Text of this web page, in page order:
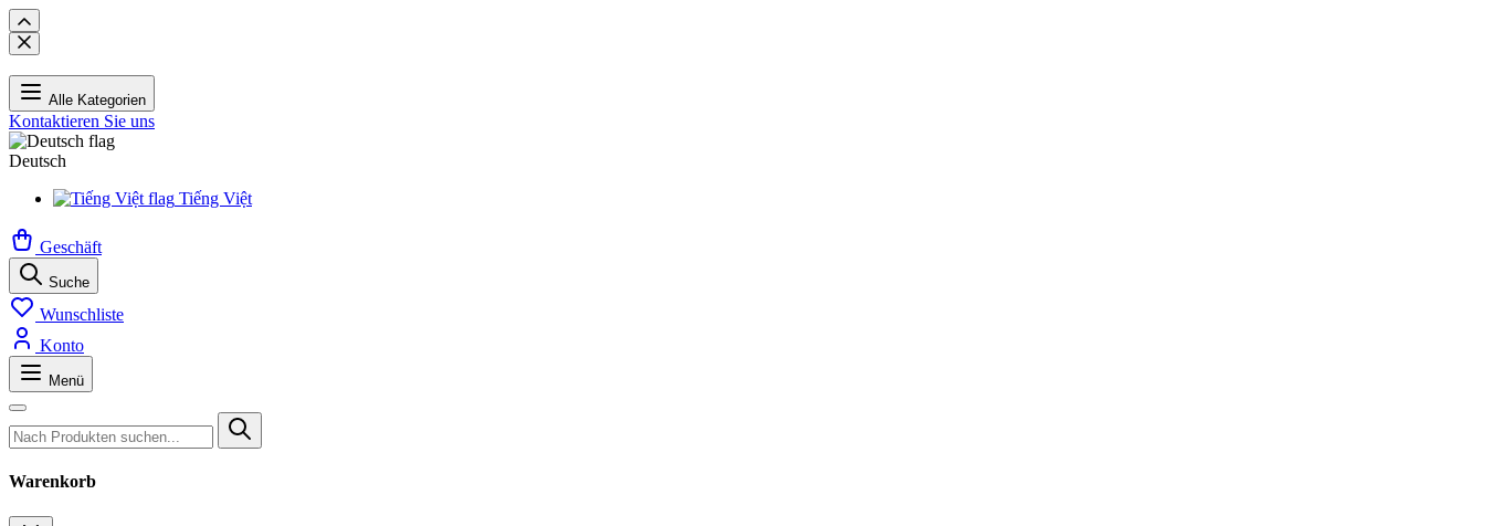
Alle Kategorien
Kontaktieren Sie uns
Deutsch
Tiếng Việt
Geschäft
Suche
Wunschliste
Konto
Menü
Warenkorb